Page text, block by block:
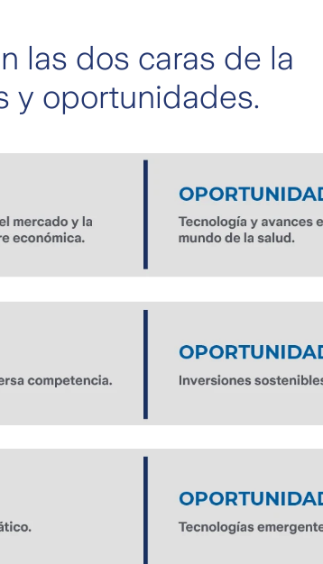
las dos caras de la
y oportunidades.